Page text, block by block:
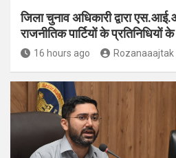
जिला चुनाव अधिकारी द्वारा
राजनीतिक पार्टियों के प्रतिनिधियों
16 hours ago Rozanaaajtak